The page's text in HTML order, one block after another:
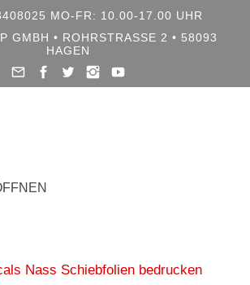
MO-FR: 10.00-17.00 UHR
GMBH • ROHRSTRASSE 2 • 58093 H
AGEN
Nass Schiebfolien bedrucken